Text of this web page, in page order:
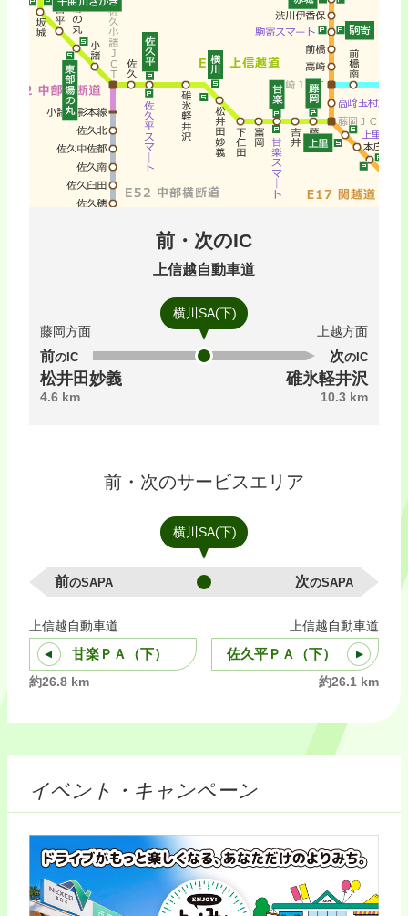
前・次のIC
上信越自動車道
横川SA(下)
藤岡方面
前のIC
松井田妙義
4.6 km
上越方面
次のIC
碓氷軽井沢
10.3 km
前・次のサービスエリア
横川SA(下)
前のSAPA 次のSAPA
上信越自動車道
甘楽ＰＡ（下）
約26.8 km
上信越自動車道
佐久平ＰＡ（下）
約26.1 km
イベント・キャンペーン